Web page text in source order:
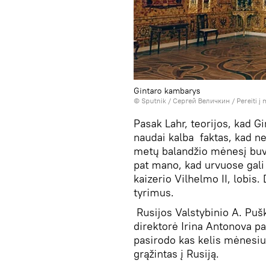
Gintaro kambarys
© Sputnik / Сергей Величкин / Pereiti į
Pasak Lahr, teorijos, kad
naudai kalba faktas, kad
metų balandžio mėnesį
pat mano, kad urvuose
kaizerio Vilhelmo II, lobis.
tyrimus.
Rusijos Valstybinio A.
direktorė Irina Antonova
pasirodo kas kelis
grąžintas į Rusiją.